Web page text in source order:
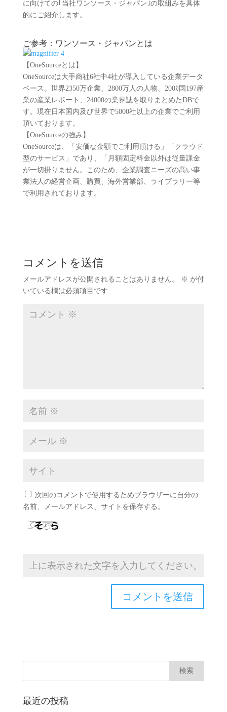
に向けての｢当社ワンソース・ジャパン｣の取組みを具体
的にご紹介します。
ご参考：ワンソース・ジャパンとは
【OneSourceとは】
OneSourceは大手商社6社中4社が導入している企業データ
ベース。世界2350万企業、2800万人の人物、200ｶ国197産
業の産業レポート、24000の業界誌を取りまとめたDBで
す。現在日本国内及び世界で5000社以上の企業でご利用
頂いております。
【OneSourceの強み】
OneSourceは、「安価な金額でご利用頂ける」「クラウド
型のサービス」であり、「月額固定料金以外は従量課金
が一切掛りません。このため、企業調査ニーズの高い事
業法人の経営企画、購買、海外営業部、ライブラリー等
で利用されております。
コメントを送信
メールアドレスが公開されることはありません。 ※ が付
いている欄は必須項目です
次回のコメントで使用するためブラウザーに自分の
名前、メールアドレス、サイトを保存する。
最近の投稿